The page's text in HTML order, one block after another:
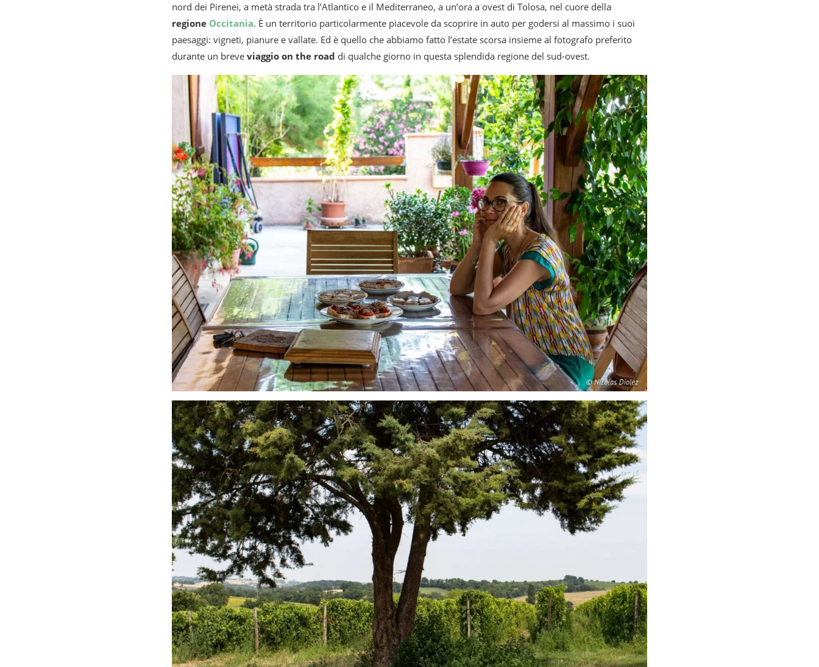
nord dei Pirenei, a metà strada tra l’Atlantico e il Mediterraneo, a un’ora a ovest di Tolosa, nel cuore della
regione Occitania. È un territorio particolarmente piacevole da scoprire in auto per godersi al massimo i suoi
paesaggi: vigneti, pianure e vallate. Ed è quello che abbiamo fatto l’estate scorsa insieme al fotografo preferito
durante un breve viaggio on the road di qualche giorno in questa splendida regione del sud-ovest.